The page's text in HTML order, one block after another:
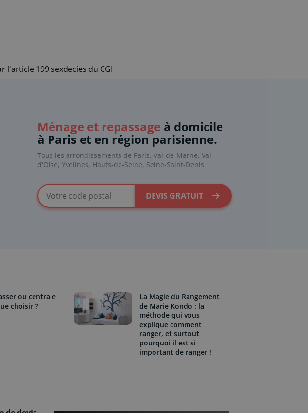
l'article 199 sexdecies du CGI
Ménage et repassage à domicile
à Paris et en région parisienne.
Tous les arrondissements de Paris, Val-de-Marne, Val-
d'Oise, Yvelines, Hauts-de-Seine, Seine-Saint-Denis.
DEVIS GRATUIT
ou centrale
choisir ?
La Magie du Rangement
de Marie Kondo : la
méthode qui vous
explique comment
ranger, et surtout
pourquoi il est si
important de ranger !